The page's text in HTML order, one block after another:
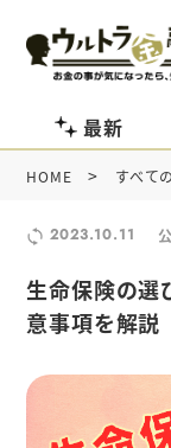
最新
HOME > すべて
2023.10.11
生命保険の選
意事項を解説